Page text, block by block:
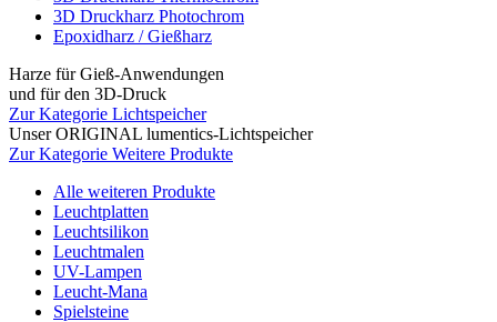
3D Druckharz Photochrom
Epoxidharz / Gießharz
Harze für Gieß-Anwendungen
und für den 3D-Druck
Zur Kategorie Lichtspeicher
Unser ORIGINAL lumentics-Lichtspeicher
Zur Kategorie Weitere Produkte
Alle weiteren Produkte
Leuchtplatten
Leuchtsilikon
Leuchtmalen
UV-Lampen
Leucht-Mana
Spielsteine